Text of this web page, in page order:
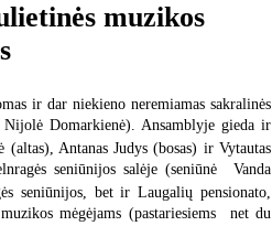
muzikos
ir dar niekieno neremiamas sakralinės
Nijolė Domarkienė). Ansamblyje gieda ir
Antanas Judys (bosas) ir Vytautas
seniūnijos salėje (seniūnė  Vanda
seniūnijos, bet ir Laugalių pensionato,
mėgėjams (pastariesiems  net du